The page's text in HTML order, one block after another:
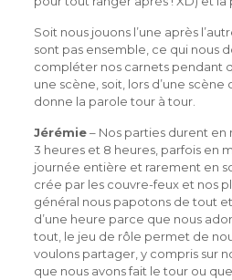
Soit nous jouons l’une après
sont pas ensemble, ce qui nous
compléter nos carnets pendant
une scène, soit, lors d’une scène
donne la parole tour à tour.
Jérémie– Nos parties durent en
3 heures et 8 heures, parfois en
journée entière et rarement en
crée par les couvre-feux et nos
général nous papotons de tout
d’une heure parce que nous
tout, le jeu de rôle permet de
voulons partager, y compris sur
que nous avons fait le tour ou